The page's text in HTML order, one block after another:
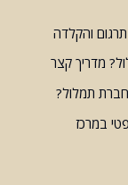
והקלדה
מדריך קצר
תמלול?
במרכז